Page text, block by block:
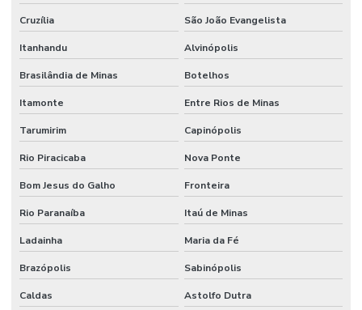
Revestimento Epóxi Alta Resistência Minas Gerais
Revestimento Epóxi De Alto Desempenho
Revestimento Epóxi Em São Paulo
Revestimento Epóxi Monolítico Em São Paulo
Revestimento Epóxi Multicamadas
Revestimento Epóxi Para Ambientes Comerciais
Revestimento Epóxi Para Indústria
Revestimento Epóxi Para Indústrias Em Minas Gerais
Cruzília São João Evangelista
Itanhandu Alvinópolis
Brasilândia de Minas Botelhos
Itamonte Entre Rios de Minas
Tarumirim Capinópolis
Rio Piracicaba Nova Ponte
Bom Jesus do Galho Fronteira
Rio Paranaíba Itaú de Minas
Ladainha Maria da Fé
Brazópolis Sabinópolis
Caldas Astolfo Dutra